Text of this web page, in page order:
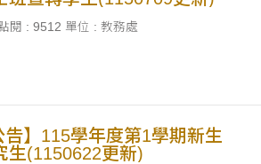
閱 : 9512 單位 : 教務處
告】115學年度第1學期新生
生(1150622更新)